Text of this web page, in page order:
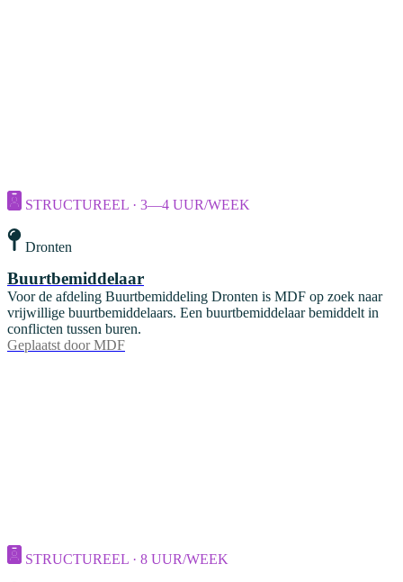
STRUCTUREEL · 3—4 UUR/WEEK
Dronten
Buurtbemiddelaar
Voor de afdeling Buurtbemiddeling Dronten is MDF op zoek naar
vrijwillige buurtbemiddelaars. Een buurtbemiddelaar bemiddelt in
conflicten tussen buren.
Geplaatst door MDF
STRUCTUREEL · 8 UUR/WEEK